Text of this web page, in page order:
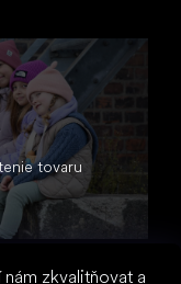
zkvalitňovat a
tovaru